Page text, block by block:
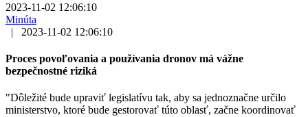
2023-11-02 12:06:10
Minúta
|
2023-11-02 12:06:10
Proces povoľovania a používania dronov má vážne
bezpečnostné riziká
"Dôležité bude upraviť legislatívu tak, aby sa jednoznačne určilo
ministerstvo, ktoré bude gestorovať túto oblasť, začne koordinovať